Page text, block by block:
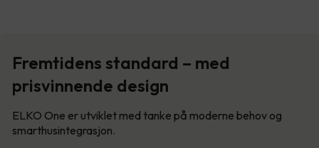
Fremtidens standard – med
prisvinnende design
ELKO One er utviklet med tanke på moderne behov og
smarthusintegrasjon.